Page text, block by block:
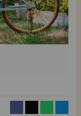
realizar tus compras